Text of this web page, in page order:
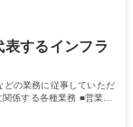
る知見 ・データを
するインフラ
どの業務に従事していただ
係する各種業務 ■営業部